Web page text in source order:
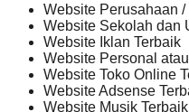
Website Perusahaan
Website Sekolah dan
Website Iklan Terbaik
Website Personal
Website Toko Online
Website Adsense
Website Musik Terbaik